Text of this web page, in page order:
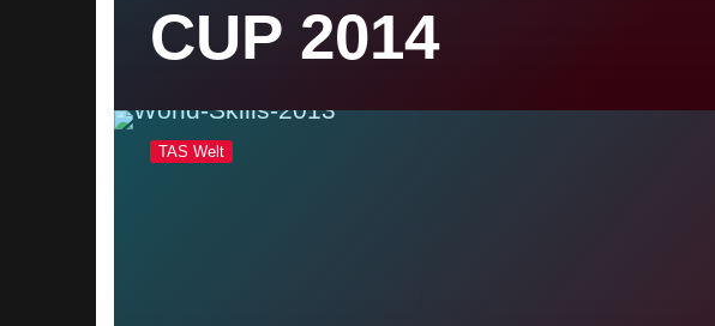
CUP 2014
TAS Welt